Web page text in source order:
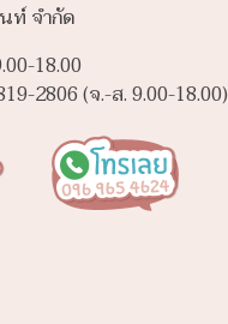
ท์ จำกัด
18.00
2806 (จ.-ส. 9.00-18.00)